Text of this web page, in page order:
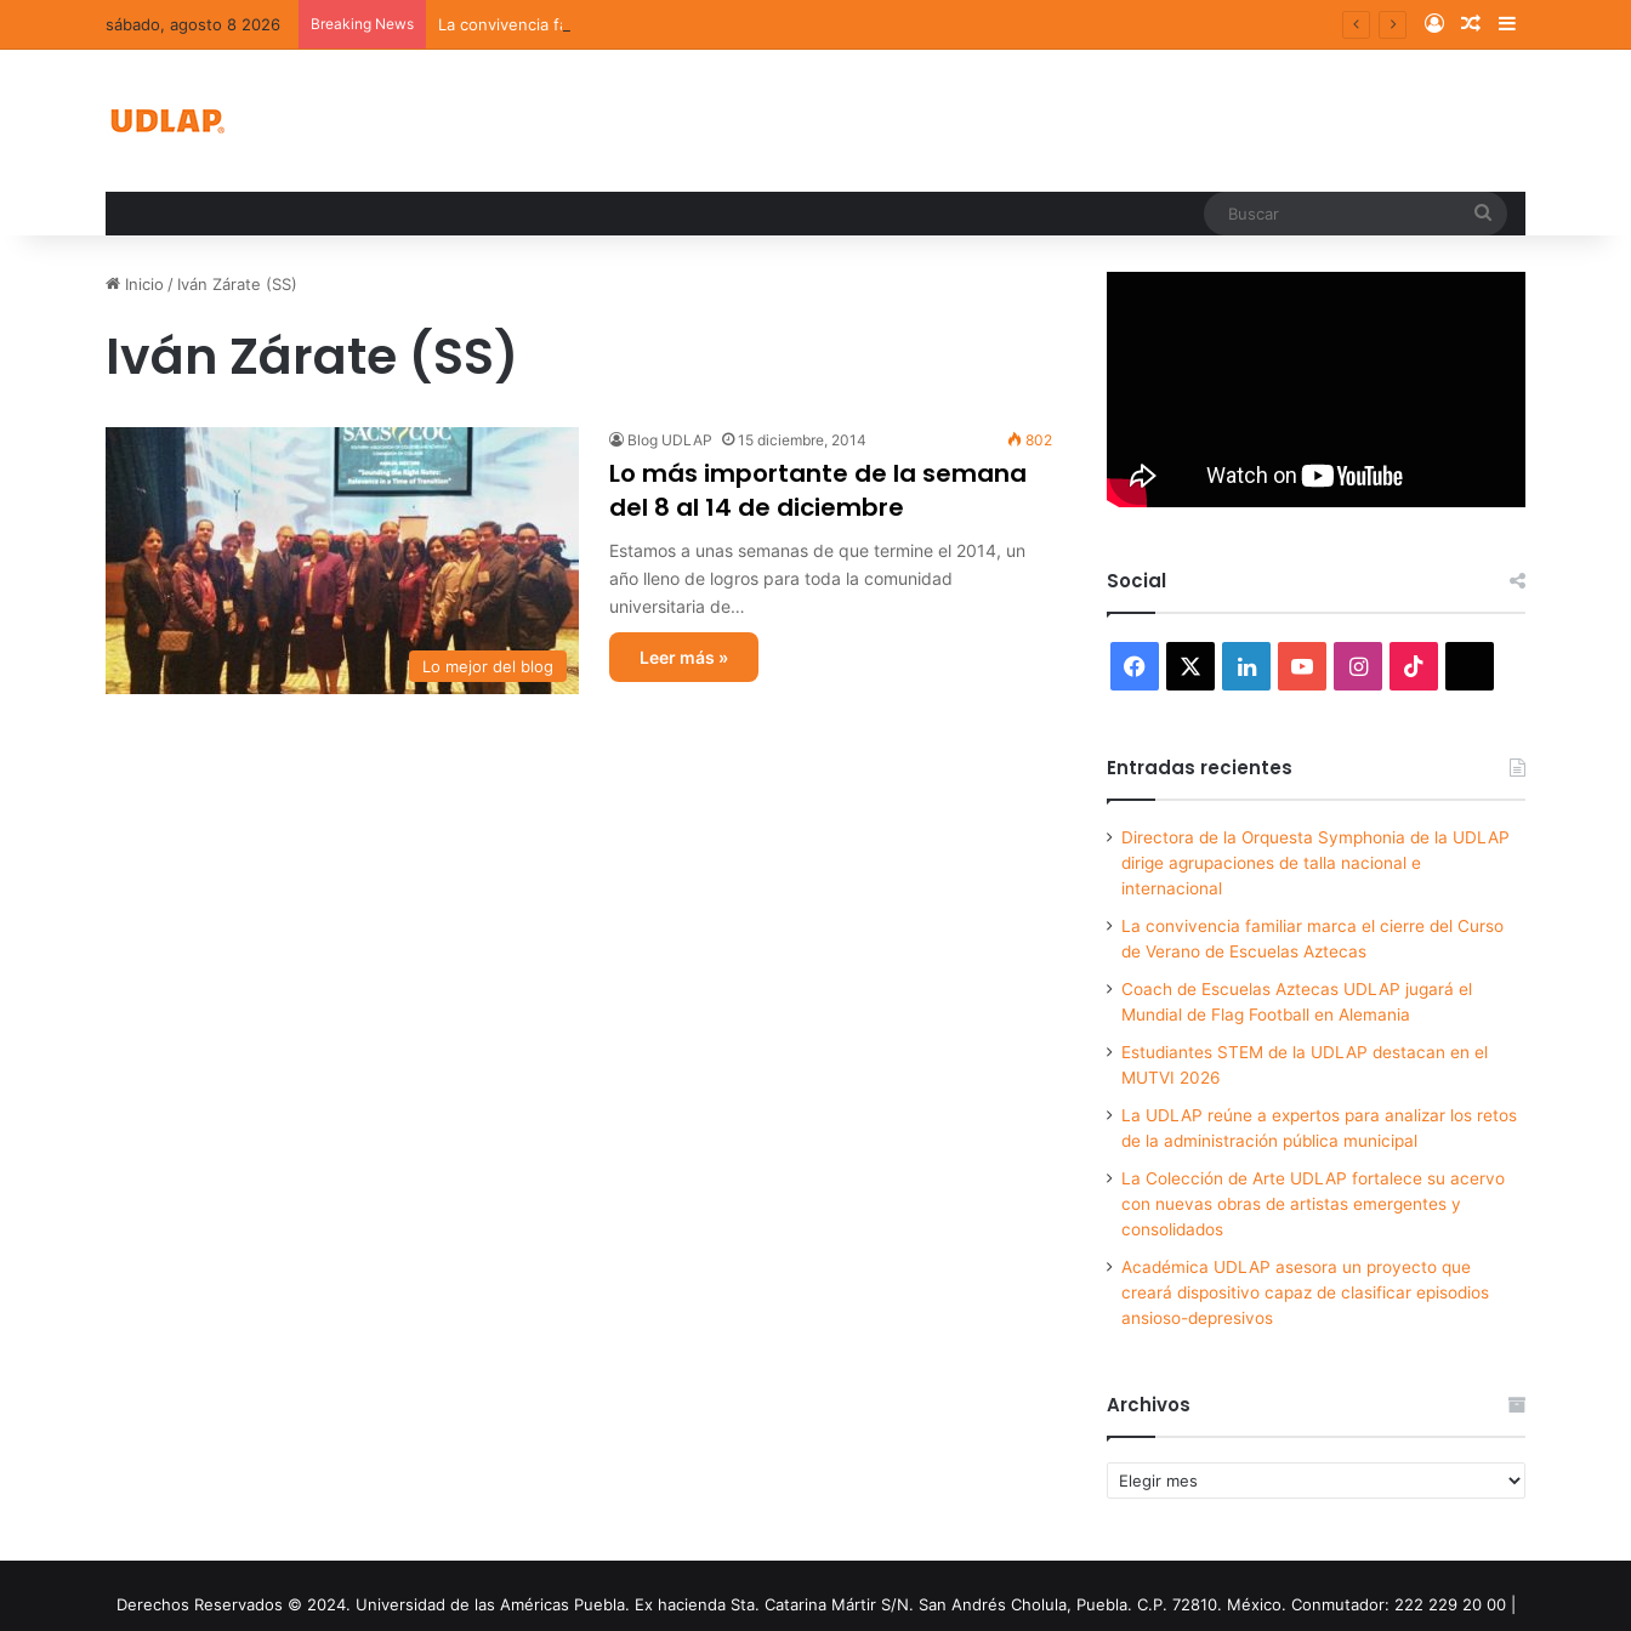
sábado, agosto 8 2026 Breaking News La convivencia familiar marca el cierre del Curso de Verano de Escuelas Aztecas Log InRandom Article
Sidebar
Inicio / Iván Zárate (SS)
Iván Zárate (SS)
Lo mejor del blog
Blog UDLAP 15 diciembre, 2014 802
Lo más importante de la semana
del 8 al 14 de diciembre
Estamos a unas semanas de que termine el 2014, un
año lleno de logros para toda la comunidad
universitaria de…
Leer más »
Social
Facebook LinkedInYouTubeInstagram
Entradas recientes
Directora de la Orquesta Symphonia de la UDLAP
dirige agrupaciones de talla nacional e
internacional
La convivencia familiar marca el cierre del Curso
de Verano de Escuelas Aztecas
Coach de Escuelas Aztecas UDLAP jugará el
Mundial de Flag Football en Alemania
Estudiantes STEM de la UDLAP destacan en el
MUTVI 2026
La UDLAP reúne a expertos para analizar los retos
de la administración pública municipal
La Colección de Arte UDLAP fortalece su acervo
con nuevas obras de artistas emergentes y
consolidados
Académica UDLAP asesora un proyecto que
creará dispositivo capaz de clasificar episodios
ansioso-depresivos
Archivos
Archivos
Derechos Reservados © 2024. Universidad de las Américas Puebla. Ex hacienda Sta. Catarina Mártir S/N. San Andrés Cholula, Puebla. C.P. 72810. México. Conmutador: 222 229 20 00 |